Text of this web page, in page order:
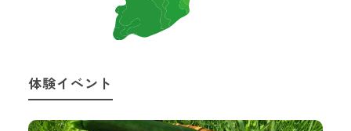
体験イベント